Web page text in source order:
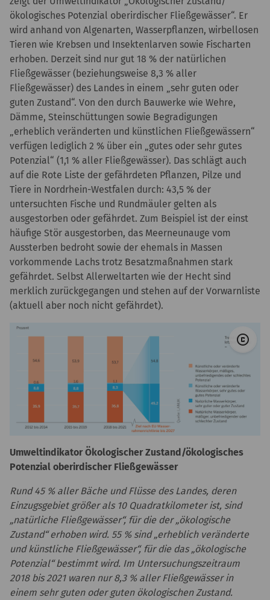
ökologisches Potenzial oberirdischer Fließgewässer“. Er
wird anhand von Algenarten, Wasserpflanzen, wirbellosen
Tieren wie Krebsen und Insektenlarven sowie Fischarten
erhoben. Derzeit sind nur gut 18 % der natürlichen
Fließgewässer (beziehungsweise 8,3 % aller
Fließgewässer) des Landes in einem „sehr guten oder
guten Zustand“. Von den durch Bauwerke wie Wehre,
Dämme, Steinschüttungen sowie Begradigungen
„erheblich veränderten und künstlichen Fließgewässern“
verfügen lediglich 2 % über ein „gutes oder sehr gutes
Potenzial“ (1,1 % aller Fließgewässer). Das schlägt auch
auf die Rote Liste der gefährdeten Pflanzen, Pilze und
Tiere in Nordrhein-Westfalen durch: 43,5 % der
untersuchten Fische und Rundmäuler gelten als
ausgestorben oder gefährdet. Zum Beispiel ist der einst
häufige Stör ausgestorben, das Meerneunauge vom
Aussterben bedroht sowie der ehemals in Massen
vorkommende Lachs trotz Besatzmaßnahmen stark
gefährdet. Selbst Allerweltarten wie der Hecht sind
merklich zurückgegangen und stehen auf der Vorwarnliste
(aktuell aber noch nicht gefährdet).
copyright
Umweltindikator Ökologischer Zustand/ökologisches
Potenzial oberirdischer Fließgewässer
Rund 45 % aller Bäche und Flüsse des Landes, deren
Einzugsgebiet größer als 10 Quadratkilometer ist, sind
„natürliche Fließgewässer“, für die der „ökologische
Zustand“ erhoben wird. 55 % sind „erheblich veränderte
und künstliche Fließgewässer“, für die das „ökologische
Potenzial“ bestimmt wird. Im Untersuchungszeitraum
2018 bis 2021 waren nur 8,3 % aller Fließgewässer in
einem sehr guten oder guten ökologischen Zustand.